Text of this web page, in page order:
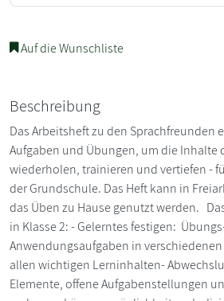
Auf die Wunschliste
Beschreibung
Das Arbeitsheft zu den Sprachfreunden
Aufgaben und Übungen, um die Inhalte
wiederholen, trainieren und vertiefen -
der Grundschule. Das Heft kann in
das Üben zu Hause genutzt werden.
in Klasse 2: - Gelerntes festigen:
Anwendungsaufgaben in
allen wichtigen Lerninhalten-
Elemente, offene Aufgabenstellungen